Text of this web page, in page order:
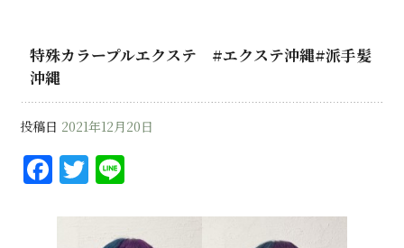
特殊カラープルエクステ #エクステ沖縄#派手髪
沖縄
投稿日 2021年12月20日
F
c
T
it e